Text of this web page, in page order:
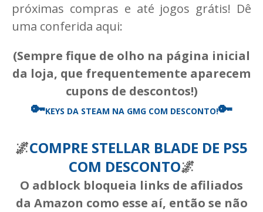
próximas compras e até jogos grátis! Dê
uma conferida aqui:
(Sempre fique de olho na página inicial
da loja, que frequentemente aparecem
cupons de descontos!)
🔑KEYS DA STEAM NA GMG COM DESCONTO!🔑
🌌COMPRE STELLAR BLADE DE PS5
COM DESCONTO🌌
O adblock bloqueia links de afiliados
da Amazon como esse aí, então se não